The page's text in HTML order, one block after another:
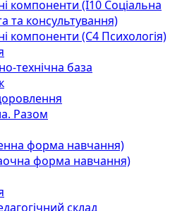
компоненти (I10 Соціальна
та консультування)
компоненти (С4 Психологія)
технічна база
Разом
форма навчання)
форма навчання)
склад